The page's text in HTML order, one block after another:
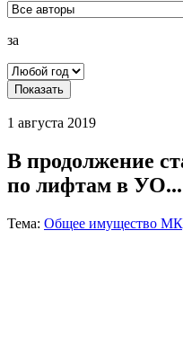
за
Показать
1 августа 2019
В продолжение
по лифтам в УО...
Тема: Общее имущество